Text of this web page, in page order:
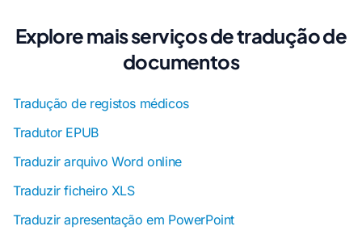
Explore mais serviços de tradução de
documentos
Tradução de registos médicos
Tradutor EPUB
Traduzir arquivo Word online
Traduzir ficheiro XLS
Traduzir apresentação em PowerPoint